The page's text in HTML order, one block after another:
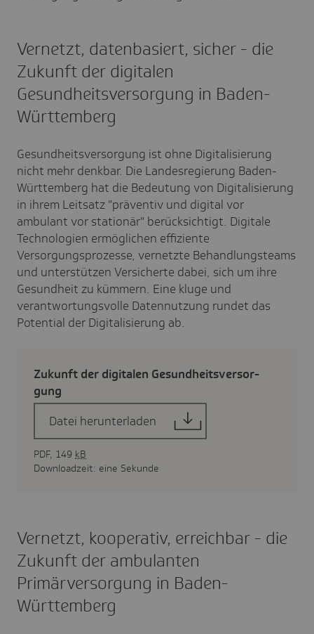
Vernetzt, datenbasiert, sicher - die
Zukunft der digitalen
Gesundheitsversorgung in Baden-
Württemberg
Gesundheitsversorgung ist ohne Digitalisierung
nicht mehr denkbar. Die Landesregierung Baden-
Württemberg hat die Bedeutung von Digitalisierung
in ihrem Leitsatz "präventiv und digital vor
ambulant vor stationär" berücksichtigt. Digitale
Technologien ermöglichen effiziente
Versorgungsprozesse, vernetzte Behandlungsteams
und unterstützen Versicherte dabei, sich um ihre
Gesundheit zu kümmern. Eine kluge und
verantwortungsvolle Datennutzung rundet das
Potential der Digitalisierung ab.
Zukunft der digi­talen Gesund­heits­ver­sor­
gung
Datei herunterladen
PDF, 149 kB
Downloadzeit: eine Sekunde
Vernetzt, kooperativ, erreichbar - die
Zukunft der ambulanten
Primärversorgung in Baden-
Württemberg